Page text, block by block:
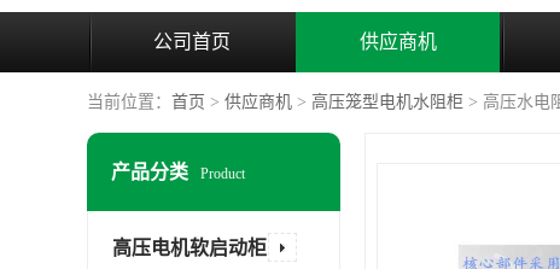
公司首页 供应商机
当前位置： 首页 > 供应商机 > 高压笼型电机水阻柜 > 高压水电
产品分类 Product
高压电机软启动柜